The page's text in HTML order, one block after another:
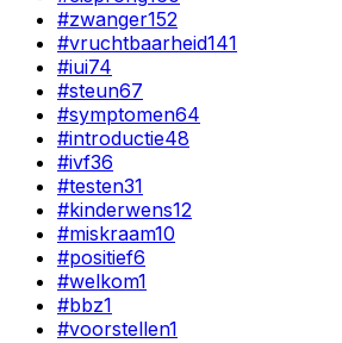
#zwanger152
#vruchtbaarheid141
#iui74
#steun67
#symptomen64
#introductie48
#ivf36
#testen31
#kinderwens12
#miskraam10
#positief6
#welkom1
#bbz1
#voorstellen1